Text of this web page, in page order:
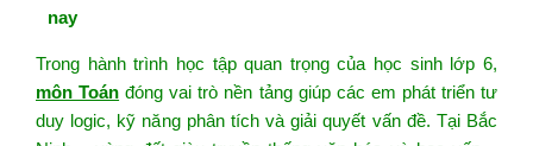
nay
Trong hành trình học tập quan trọng của học sinh lớp 6,
môn Toán đóng vai trò nền tảng giúp các em phát triển tư
duy logic, kỹ năng phân tích và giải quyết vấn đề. Tại Bắc